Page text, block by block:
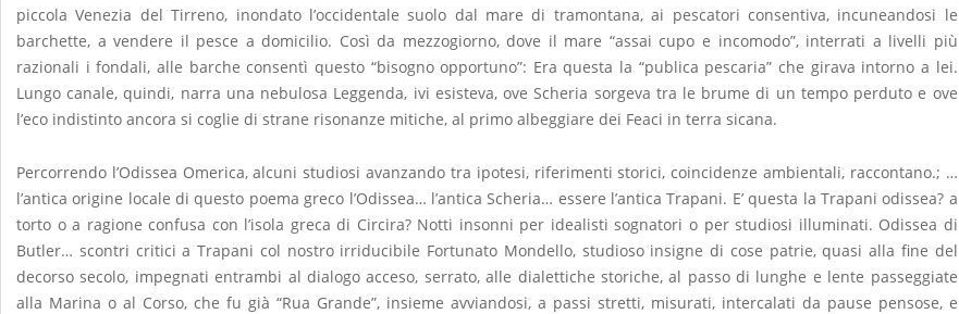
piccola Venezia del Tirreno, inondato l’occidentale suolo dal mare di tramontana, ai pescatori consentiva, incuneandosi le
barchette, a vendere il pesce a domicilio. Così da mezzogiorno, dove il mare “assai cupo e incomodo”, interrati a livelli più
razionali i fondali, alle barche consentì questo “bisogno opportuno”: Era questa la “publica pescaria” che girava intorno a lei.
Lungo canale, quindi, narra una nebulosa Leggenda, ivi esisteva, ove Scheria sorgeva tra le brume di un tempo perduto e ove
l’eco indistinto ancora si coglie di strane risonanze mitiche, al primo albeggiare dei Feaci in terra sicana.
Percorrendo l’Odissea Omerica, alcuni studiosi avanzando tra ipotesi, riferimenti storici, coincidenze ambientali, raccontano.; …
l’antica origine locale di questo poema greco l’Odissea… l’antica Scheria… essere l’antica Trapani. E’ questa la Trapani odissea? a
torto o a ragione confusa con l’isola greca di Circira? Notti insonni per idealisti sognatori o per studiosi illuminati. Odissea di
Butler… scontri critici a Trapani col nostro irriducibile Fortunato Mondello, studioso insigne di cose patrie, quasi alla fine del
decorso secolo, impegnati entrambi al dialogo acceso, serrato, alle dialettiche storiche, al passo di lunghe e lente passeggiate
alla Marina o al Corso, che fu già “Rua Grande”, insieme avviandosi, a passi stretti, misurati, intercalati da pause pensose, e